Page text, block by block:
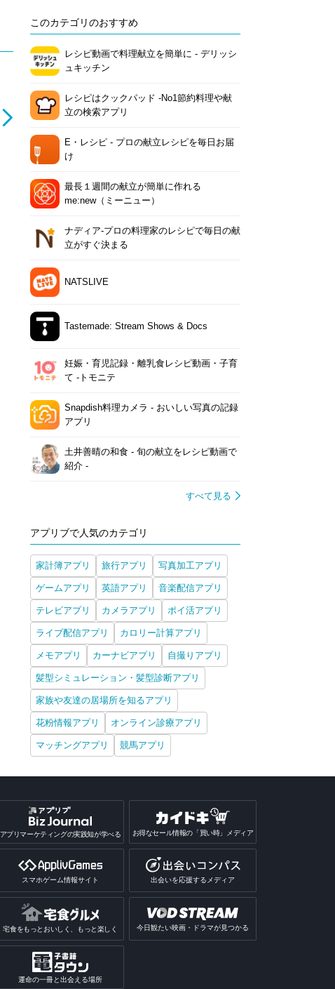
単料理レシピ動画とグル
メ情報
iPhone Android
シピを毎日お届け
に作れるme:new（ミーニ
ュー）
このカテゴリのおすすめ
レシピ動画で料理献立を簡単‪に - デリッシ
ュキッチン
レシピはクックパッド -No1節約料理や献
立の検索アプリ
E・レシピ ‐ プロの献立レシピを毎日お届
け
最長１週間の献立が簡単に作れる
me:new（ミーニュー）
ナディア-プロの料理家のレシピで毎日の献
立がすぐ決まる
NATSLIVE
Tastemade: Stream Shows & Docs
妊娠・育児記録・離乳食レシピ動画・子育
て -トモニテ
Snapdish料理カメラ - おいしい写真の記録
アプリ
土井善晴の和食 - 旬の献立をレシピ動画で
紹介 -
すべて見る
アプリブで人気のカテゴリ
家計簿アプリ 旅行アプリ 写真加工アプリ
ゲームアプリ 英語アプリ 音楽配信アプリ
テレビアプリ カメラアプリ ポイ活アプリ
ライブ配信アプリ カロリー計算アプリ
メモアプリ カーナビアプリ 自撮りアプリ
髪型シミュレーション・髪型診断アプリ
家族や友達の居場所を知るアプリ
花粉情報アプリ オンライン診療アプリ
マッチングアプリ 競馬アプリ
アプリマーケティングの実践知が学べる お得なセール情報の「買い時」メディア
スマホゲーム情報サイト 出会いを応援するメディア
宅食をもっとおいしく、もっと楽しく 今日観たい映画・ドラマが見つかる
運命の一冊と出会える場所